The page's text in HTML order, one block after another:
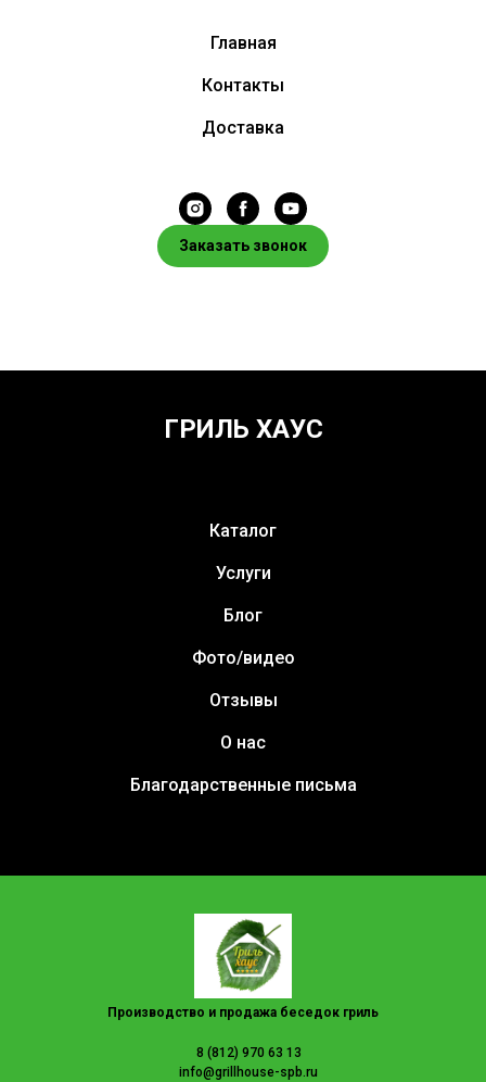
Главная
Контакты
Доставка
Заказать звонок
ГРИЛЬ ХАУС
Каталог
Услуги
Блог
Фото/видео
Отзывы
О нас
Благодарственные письма
Производство и продажа беседок гриль
8 (812) 970 63 13
info@grillhouse-spb.ru